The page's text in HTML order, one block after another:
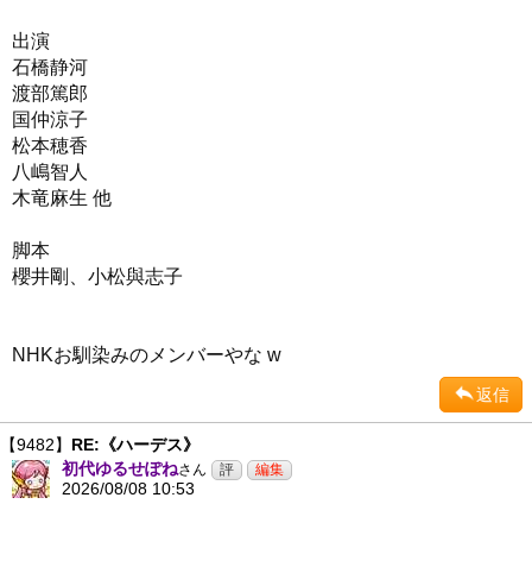
出演
石橋静河
渡部篤郎
国仲涼子
松本穂香
八嶋智人
木竜麻生 他
脚本
櫻井剛、小松與志子
NHKお馴染みのメンバーやな w
返信
【9482】 RE:《ハーデス》
初代ゆるせぽねさん
2026/08/08 10:53